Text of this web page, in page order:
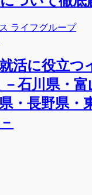
ライフグループ
就活に役立
－石川県・
・長野県・